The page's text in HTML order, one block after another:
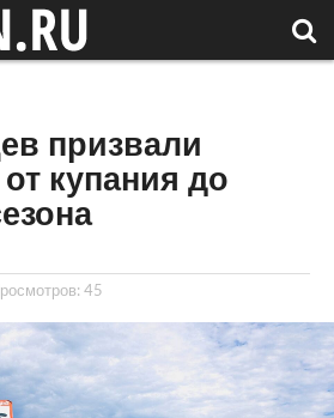
призвали
от купания до
45